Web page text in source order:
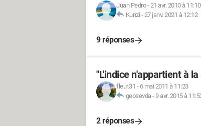
Juan Pedro-21 avr. 2010 à 11:10
Kunzi -27 janv. 2021 à 12:12
9 réponses
"L'indice n'appartient à
fleur.31 - 6 mai 2011 à 11:23
geosevda-9 avr. 2015 à
2 réponses